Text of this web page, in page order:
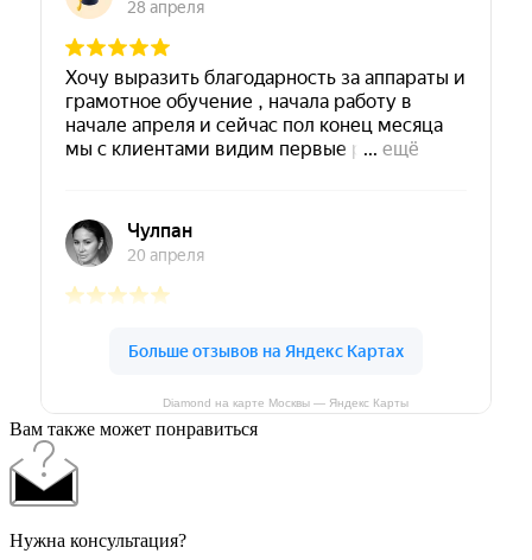
Diamond на карте Москвы — Яндекс Карты
Вам также может понравиться
Нужна консультация?